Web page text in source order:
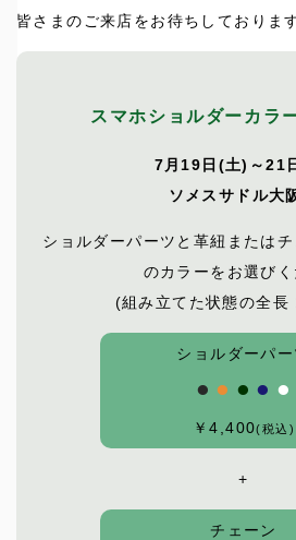
皆さまのご来店をお待ちしております
スマホショルダーカラ
7月19日(土)～21
ソメスサドル大
ショルダーパーツと革紐または
のカラーをお選び
(組み立てた状態の全
ショルダーパー
⚫︎ ⚫︎ ⚫︎ ⚫︎ ⚫︎
￥4,400(税込)
+
チェーン